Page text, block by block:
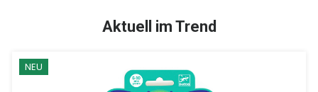
Aktuell im Trend
NEU